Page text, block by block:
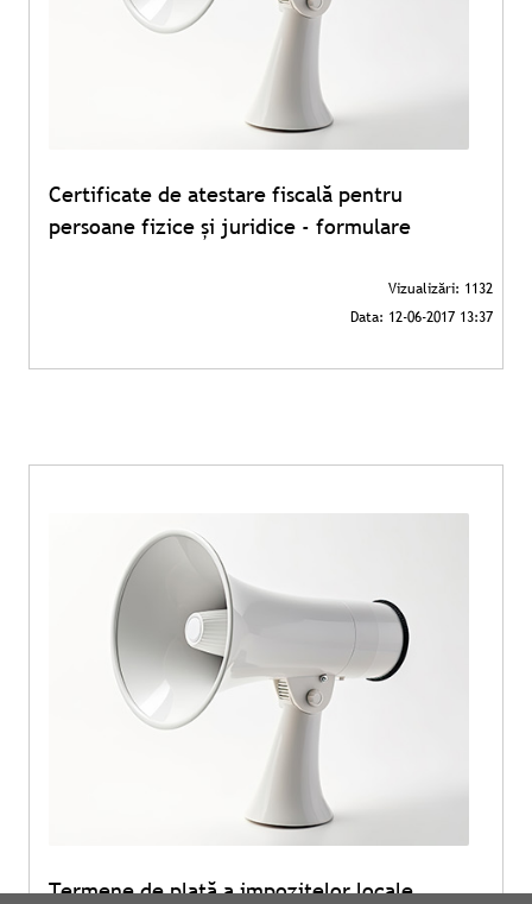
Certificate de atestare fiscală pentru
persoane fizice și juridice - formulare
Termene de plată a impozitelor locale